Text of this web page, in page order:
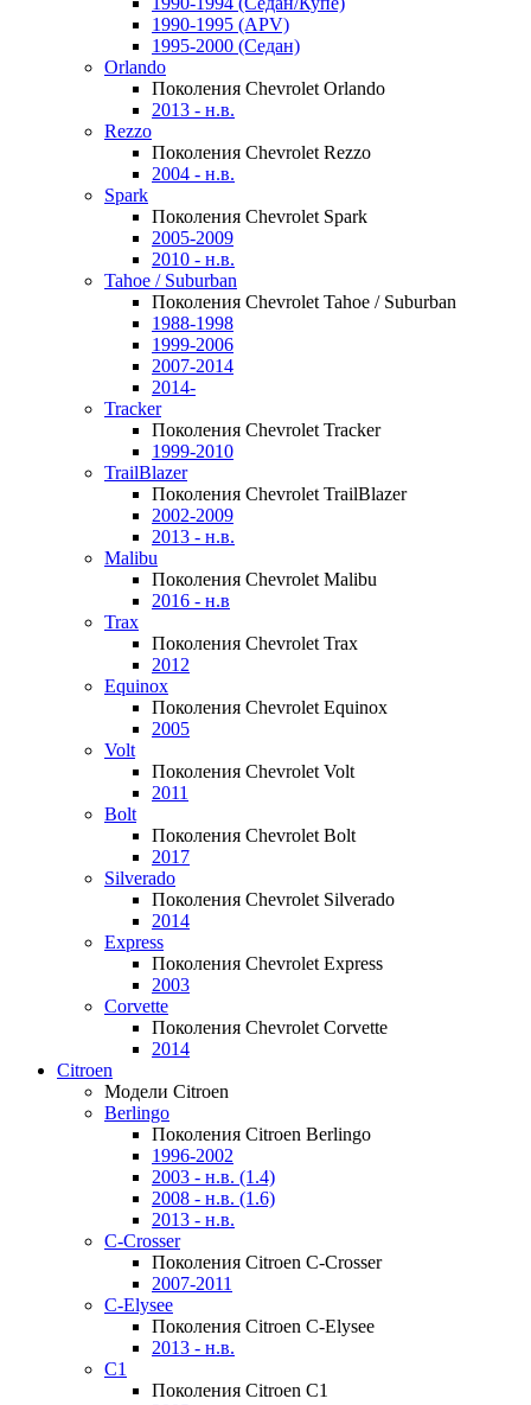
1990-1995 (APV)
1995-2000 (Седан)
Orlando
Поколения Chevrolet Orlando
2013 - н.в.
Rezzo
Поколения Chevrolet Rezzo
2004 - н.в.
Spark
Поколения Chevrolet Spark
2005-2009
2010 - н.в.
Tahoe / Suburban
Поколения Chevrolet Tahoe / Suburban
1988-1998
1999-2006
2007-2014
2014-
Tracker
Поколения Chevrolet Tracker
1999-2010
TrailBlazer
Поколения Chevrolet TrailBlazer
2002-2009
2013 - н.в.
Malibu
Поколения Chevrolet Malibu
2016 - н.в
Trax
Поколения Chevrolet Trax
2012
Equinox
Поколения Chevrolet Equinox
2005
Volt
Поколения Chevrolet Volt
2011
Bolt
Поколения Chevrolet Bolt
2017
Silverado
Поколения Chevrolet Silverado
2014
Express
Поколения Chevrolet Express
2003
Corvette
Поколения Chevrolet Corvette
2014
Citroen
Модели Citroen
Berlingo
Поколения Citroen Berlingo
1996-2002
2003 - н.в. (1.4)
2008 - н.в. (1.6)
2013 - н.в.
C-Crosser
Поколения Citroen C-Crosser
2007-2011
C-Elysee
Поколения Citroen C-Elysee
2013 - н.в.
C1
Поколения Citroen C1